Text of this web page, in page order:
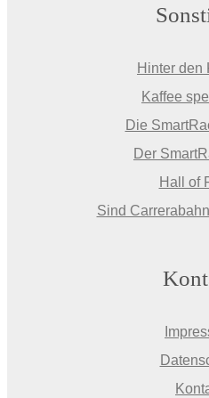
Hinter den
Kaffee
Die
Der
Hall of
Sind